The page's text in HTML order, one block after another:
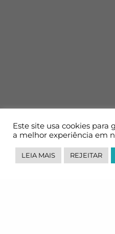
Este site usa cookies
a melhor experiência em
LEIA MAIS REJEITAR